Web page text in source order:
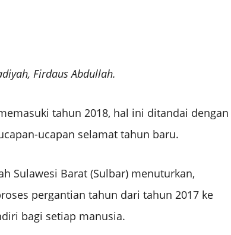
Firdaus Abdullah.
tahun 2018, hal ini ditandai dengan
ucapan selamat tahun baru.
Sulawesi Barat (Sulbar) menuturkan,
pergantian tahun dari tahun 2017 ke
bagi setiap manusia.